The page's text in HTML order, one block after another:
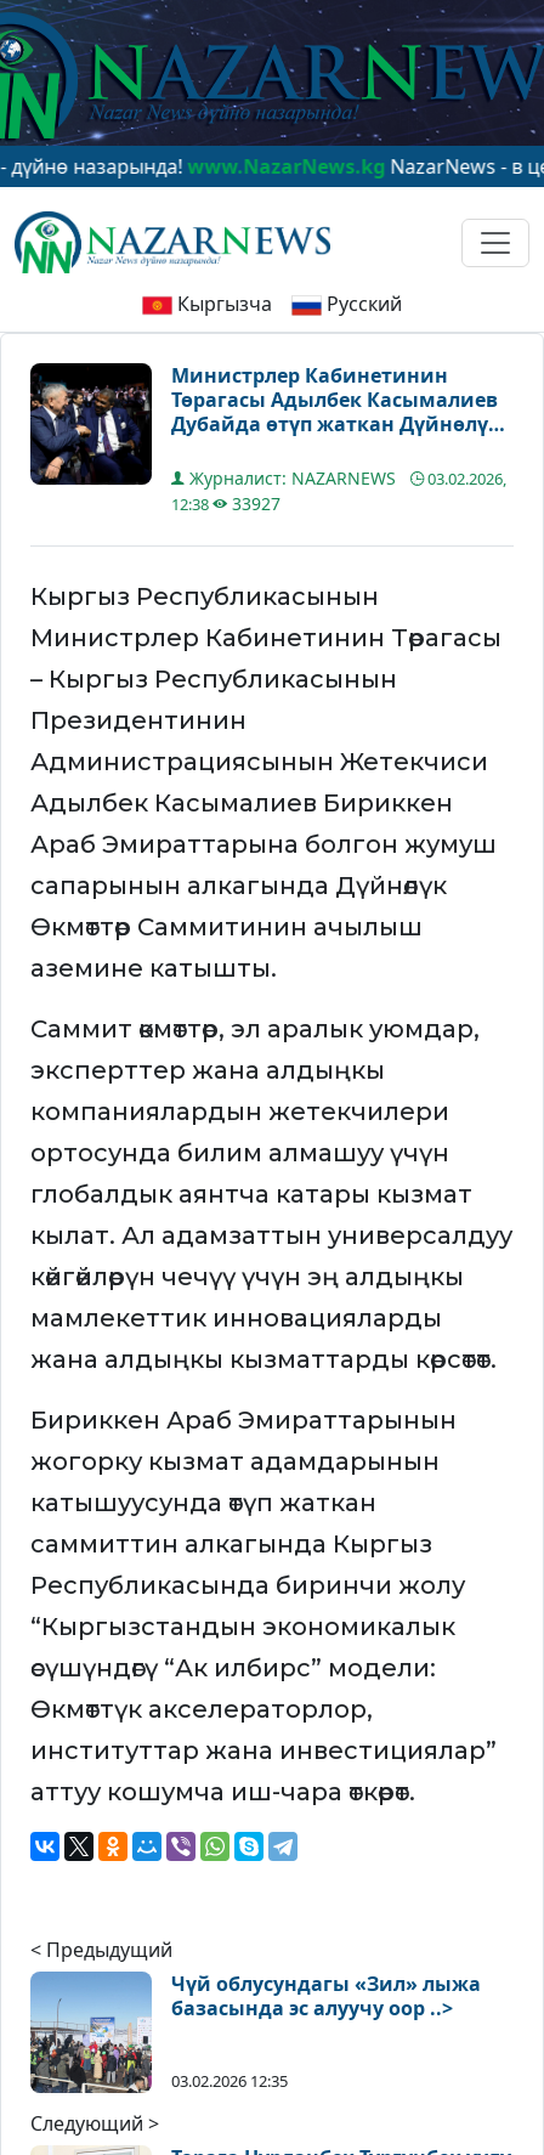
назарында!www.NazarNews.kgNazarNews - в центре
Кыргызча Русский
Министрлер Кабинетинин
Төрагасы Адылбек Касымалиев
Дубайда өтүп жаткан Дүйнөлүк
катышууда
Журналист: NAZARNEWS
03.02.2026,
12:38
33927
Кыргыз Республикасынын
Министрлер Кабинетинин Төрагасы
– Кыргыз Республикасынын
Президентинин
Администрациясынын Жетекчиси
Адылбек Касымалиев Бириккен
Араб Эмираттарына болгон жумуш
сапарынын алкагында Дүйнөлүк
Өкмөттөр Саммитинин ачылыш
аземине катышты.
Саммит өкмөттөр, эл аралык уюмдар,
эксперттер жана алдыңкы
компаниялардын жетекчилери
ортосунда билим алмашуу үчүн
глобалдык аянтча катары кызмат
кылат. Ал адамзаттын универсалдуу
көйгөйлөрүн чечүү үчүн эң алдыңкы
мамлекеттик инновацияларды
жана алдыңкы кызматтарды көрсөтөт.
Бириккен Араб Эмираттарынын
жогорку кызмат адамдарынын
катышуусунда өтүп жаткан
саммиттин алкагында Кыргыз
Республикасында биринчи жолу
“Кыргызстандын экономикалык
өсүшүндөгү “Ак илбирс” модели:
Өкмөттүк акселераторлор,
институттар жана инвестициялар”
аттуу кошумча иш-чара өткөрөт.
< Предыдущий
Чүй облусундагы «Зил» лыжа
базасында эс алуучу оор ..>
03.02.2026 12:35
Следующий >